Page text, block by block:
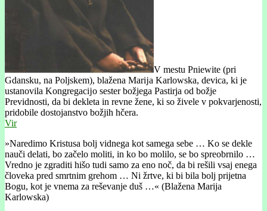
V mestu Pniewite (pri
Gdansku, na Poljskem), blažena Marĳa Karlowska, devica, ki je
ustanovila Kongregacĳo sester božjega Pastirja od božje
Previdnosti, da bi dekleta in revne žene, ki so živele v pokvarjenosti,
pridobile dostojanstvo božjih hčera.
Vir
»Naredimo Kristusa bolj vidnega kot samega sebe … Ko se dekle
nauči delati, bo začelo moliti, in ko bo molilo, se bo spreobrnilo …
Vredno je zgraditi hišo tudi samo za eno noč, da bi rešili vsaj enega
človeka pred smrtnim grehom … Ni žrtve, ki bi bila bolj prijetna
Bogu, kot je vnema za reševanje duš …« (Blažena Marija
Karlowska)